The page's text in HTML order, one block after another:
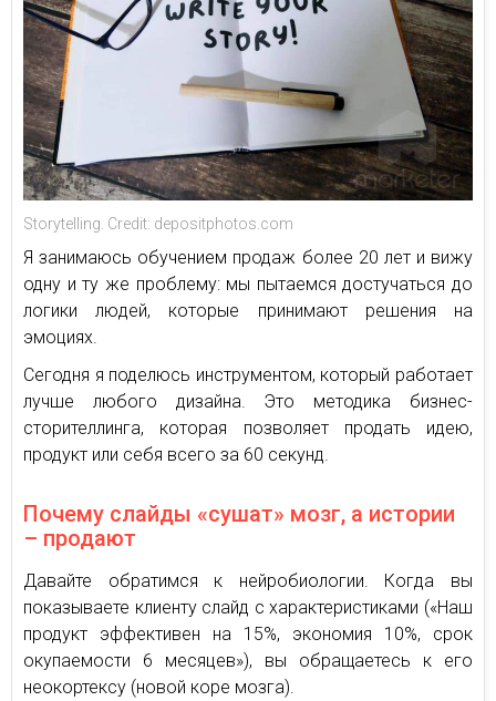
Storytelling. Credit: depositphotos.com
Я занимаюсь обучением продаж более 20 лет и вижу
одну и ту же проблему: мы пытаемся достучаться до
логики людей, которые принимают решения на
эмоциях.
Сегодня я поделюсь инструментом, который работает
лучше любого дизайна. Это методика бизнес-
сторителлинга, которая позволяет продать идею,
продукт или себя всего за 60 секунд.
Почему слайды «сушат» мозг, а истории
– продают
Давайте обратимся к нейробиологии. Когда вы
показываете клиенту слайд с характеристиками («Наш
продукт эффективен на 15%, экономия 10%, срок
окупаемости 6 месяцев»), вы обращаетесь к его
неокортексу (новой коре мозга).